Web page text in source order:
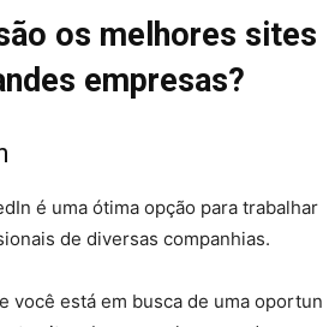
os melhores
empresas?
é uma ótima opção para
de diversas companhias.
você está em busca de uma